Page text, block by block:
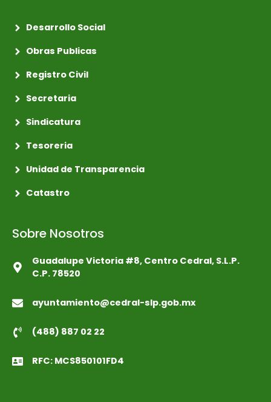
Desarrollo Social
Obras Publicas
Registro Civil
Secretaria
Sindicatura
Tesoreria
Unidad de Transparencia
Catastro
Sobre Nosotros
Guadalupe Victoria #8, Centro Cedral, S.L.P.
C.P. 78520
ayuntamiento@cedral-slp.gob.mx
(488) 887 02 22
RFC: MCS850101FD4